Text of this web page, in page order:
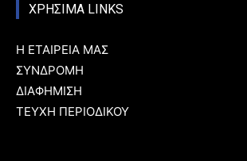
ΧΡΗΣΙΜΑ LINKS
Η ΕΤΑΙΡΕΙΑ ΜΑΣ
ΣΥΝΔΡΟΜΗ
ΔΙΑΦΗΜΙΣΗ
ΤΕΥΧΗ ΠΕΡΙΟΔΙΚΟΥ